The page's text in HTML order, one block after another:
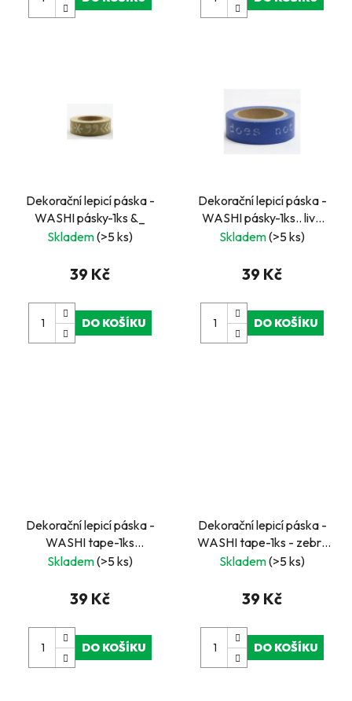
Dekorační lepicí páska -
WASHI pásky-1ks &_
Skladem(>5 ks)
39 Kč
DO KOŠÍKU
Dekorační lepicí páska -
WASHI pásky-1ks.. live
does not...
Skladem(>5 ks)
39 Kč
DO KOŠÍKU
Dekorační lepicí páska -
WASHI tape-1ks
zamilované laně
Skladem(>5 ks)
39 Kč
DO KOŠÍKU
Dekorační lepicí páska -
WASHI tape-1ks - zebra
oranž
Skladem(>5 ks)
39 Kč
DO KOŠÍKU